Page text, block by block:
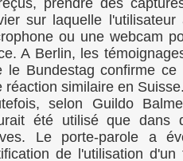
prendre des
sur laquelle
ou une webcam
A Berlin, les
le Bundestag confirme
réaction similaire en
selon Guildo
été utilisé que dans
Le porte-parole a
de l'utilisation